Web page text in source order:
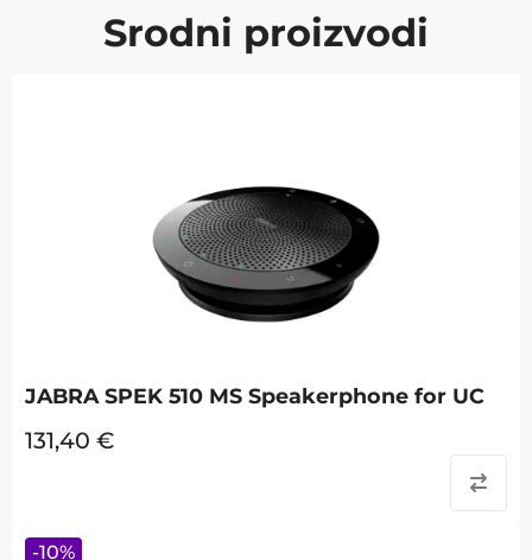
Srodni proizvodi
JABRA SPEK 510 MS Speakerphone for UC
131,40 €
-10%